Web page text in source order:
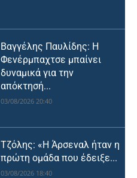
Βαγγέλης Παυλίδης: Η
Φενέρμπαχτσε μπαίνει
δυναμικά για την
απόκτησή...
03/08/2026 20:40
Τζόλης: «Η Άρσεναλ ήταν η
πρώτη ομάδα που έδειξε...
03/08/2026 18:40